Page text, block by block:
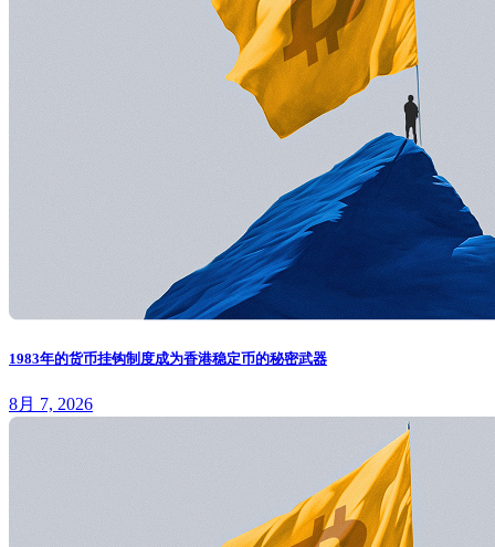
1983年的货币挂钩制度成为香港稳定币的秘密武器
8月 7, 2026